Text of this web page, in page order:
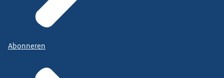
Abonneren